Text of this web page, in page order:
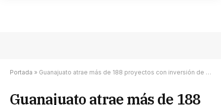
Portada » Guanajuato atrae más de 188 proyectos con inversión de 3 mil 575 mdd desde 2006
Guanajuato atrae más de 188